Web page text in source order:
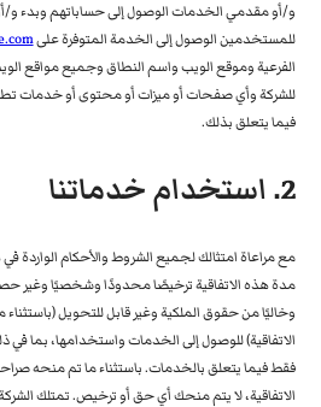
و/أو مقدمي الخدمات الوصول إلى حساباتهم وبدء و/
للمستخدمين الوصول إلى الخدمة المتوفرة على
الفرعية وموقع الويب واسم النطاق وجميع مواقع
للشركة وأي صفحات أو ميزات أو محتوى أو خدمات
فيما يتعلق بذلك.
2. استخدام خدماتنا
مع مراعاة امتثالك لجميع الشروط والأحكام الواردة
مدة هذه الاتفاقية ترخيصًا محدودًا وشخصيًا وغير
وخاليًا من حقوق الملكية وغير قابل للتحويل
الاتفاقية) للوصول إلى الخدمات واستخدامها، بما في
فقط فيما يتعلق بالخدمات. باستثناء ما تم منحه
الاتفاقية، لا يتم منحك أي حق أو ترخيص. تمتلك